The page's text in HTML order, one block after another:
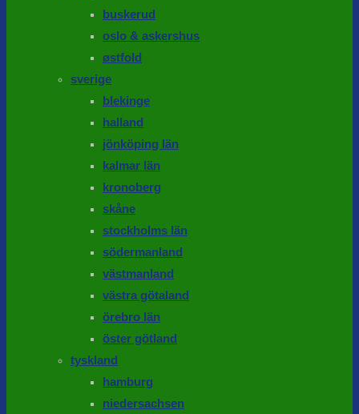
buskerud
oslo & askershus
østfold
sverige
blekinge
halland
jönköping län
kalmar län
kronoberg
skåne
stockholms län
södermanland
västmanland
västra götaland
örebro län
öster götland
tyskland
hamburg
niedersachsen